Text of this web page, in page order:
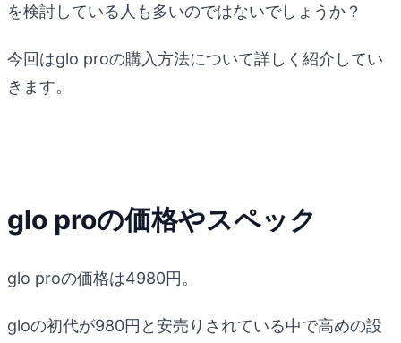
を検討している人も多いのではないでしょうか？
今回はglo proの購入方法について詳しく紹介してい
きます。
glo proの価格やスペック
glo proの価格は4980円。
gloの初代が980円と安売りされている中で高めの設